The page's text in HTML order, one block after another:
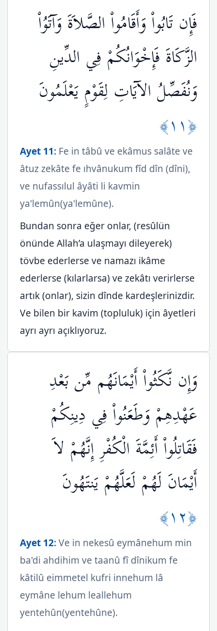
فَإِن تَابُواْ وَأَقَامُواْ الصَّلاَةَ وَآتَوُاْ
الزَّكَاةَ فَإِخْوَانُكُمْ فِي الدِّينِ
وَنُفَصِّلُ الآيَاتِ لِقَوْمٍ يَعْلَمُونَ
﴿١١﴾
Ayet 11: Fe in tâbû ve ekâmus salâte ve
âtuz zekâte fe ıhvânukum fîd dîn (dîni),
ve nufassılul âyâti li kavmin
ya'lemûn(ya'lemûne).
Bundan sonra eğer onlar, (resûlün
önünde Allah’a ulaşmayı dileyerek)
tövbe ederlerse ve namazı ikâme
ederlerse (kılarlarsa) ve zekâtı verirlerse
artık (onlar), sizin dînde kardeşlerinizdir.
Ve bilen bir kavim (topluluk) için âyetleri
ayrı ayrı açıklıyoruz.
وَإِن نَّكَثُواْ أَيْمَانَهُم مِّن بَعْدِ
عَهْدِهِمْ وَطَعَنُواْ فِي دِينِكُمْ
فَقَاتِلُواْ أَئِمَّةَ الْكُفْرِ إِنَّهُمْ لاَ
أَيْمَانَ لَهُمْ لَعَلَّهُمْ يَنتَهُونَ
﴿١٢﴾
Ayet 12:Ve in nekesû eymânehum min
ba'di ahdihim ve taanû fî dînikum fe
kâtilû eimmetel kufri innehum lâ
eymâne lehum leallehum
yentehûn(yentehûne).